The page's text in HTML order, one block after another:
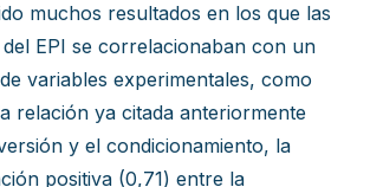
muchos resultados en los que las
EPI se correlacionaban con un
variables experimentales, como
relación ya citada anteriormente
y el condicionamiento, la
positiva (0,71) entre la